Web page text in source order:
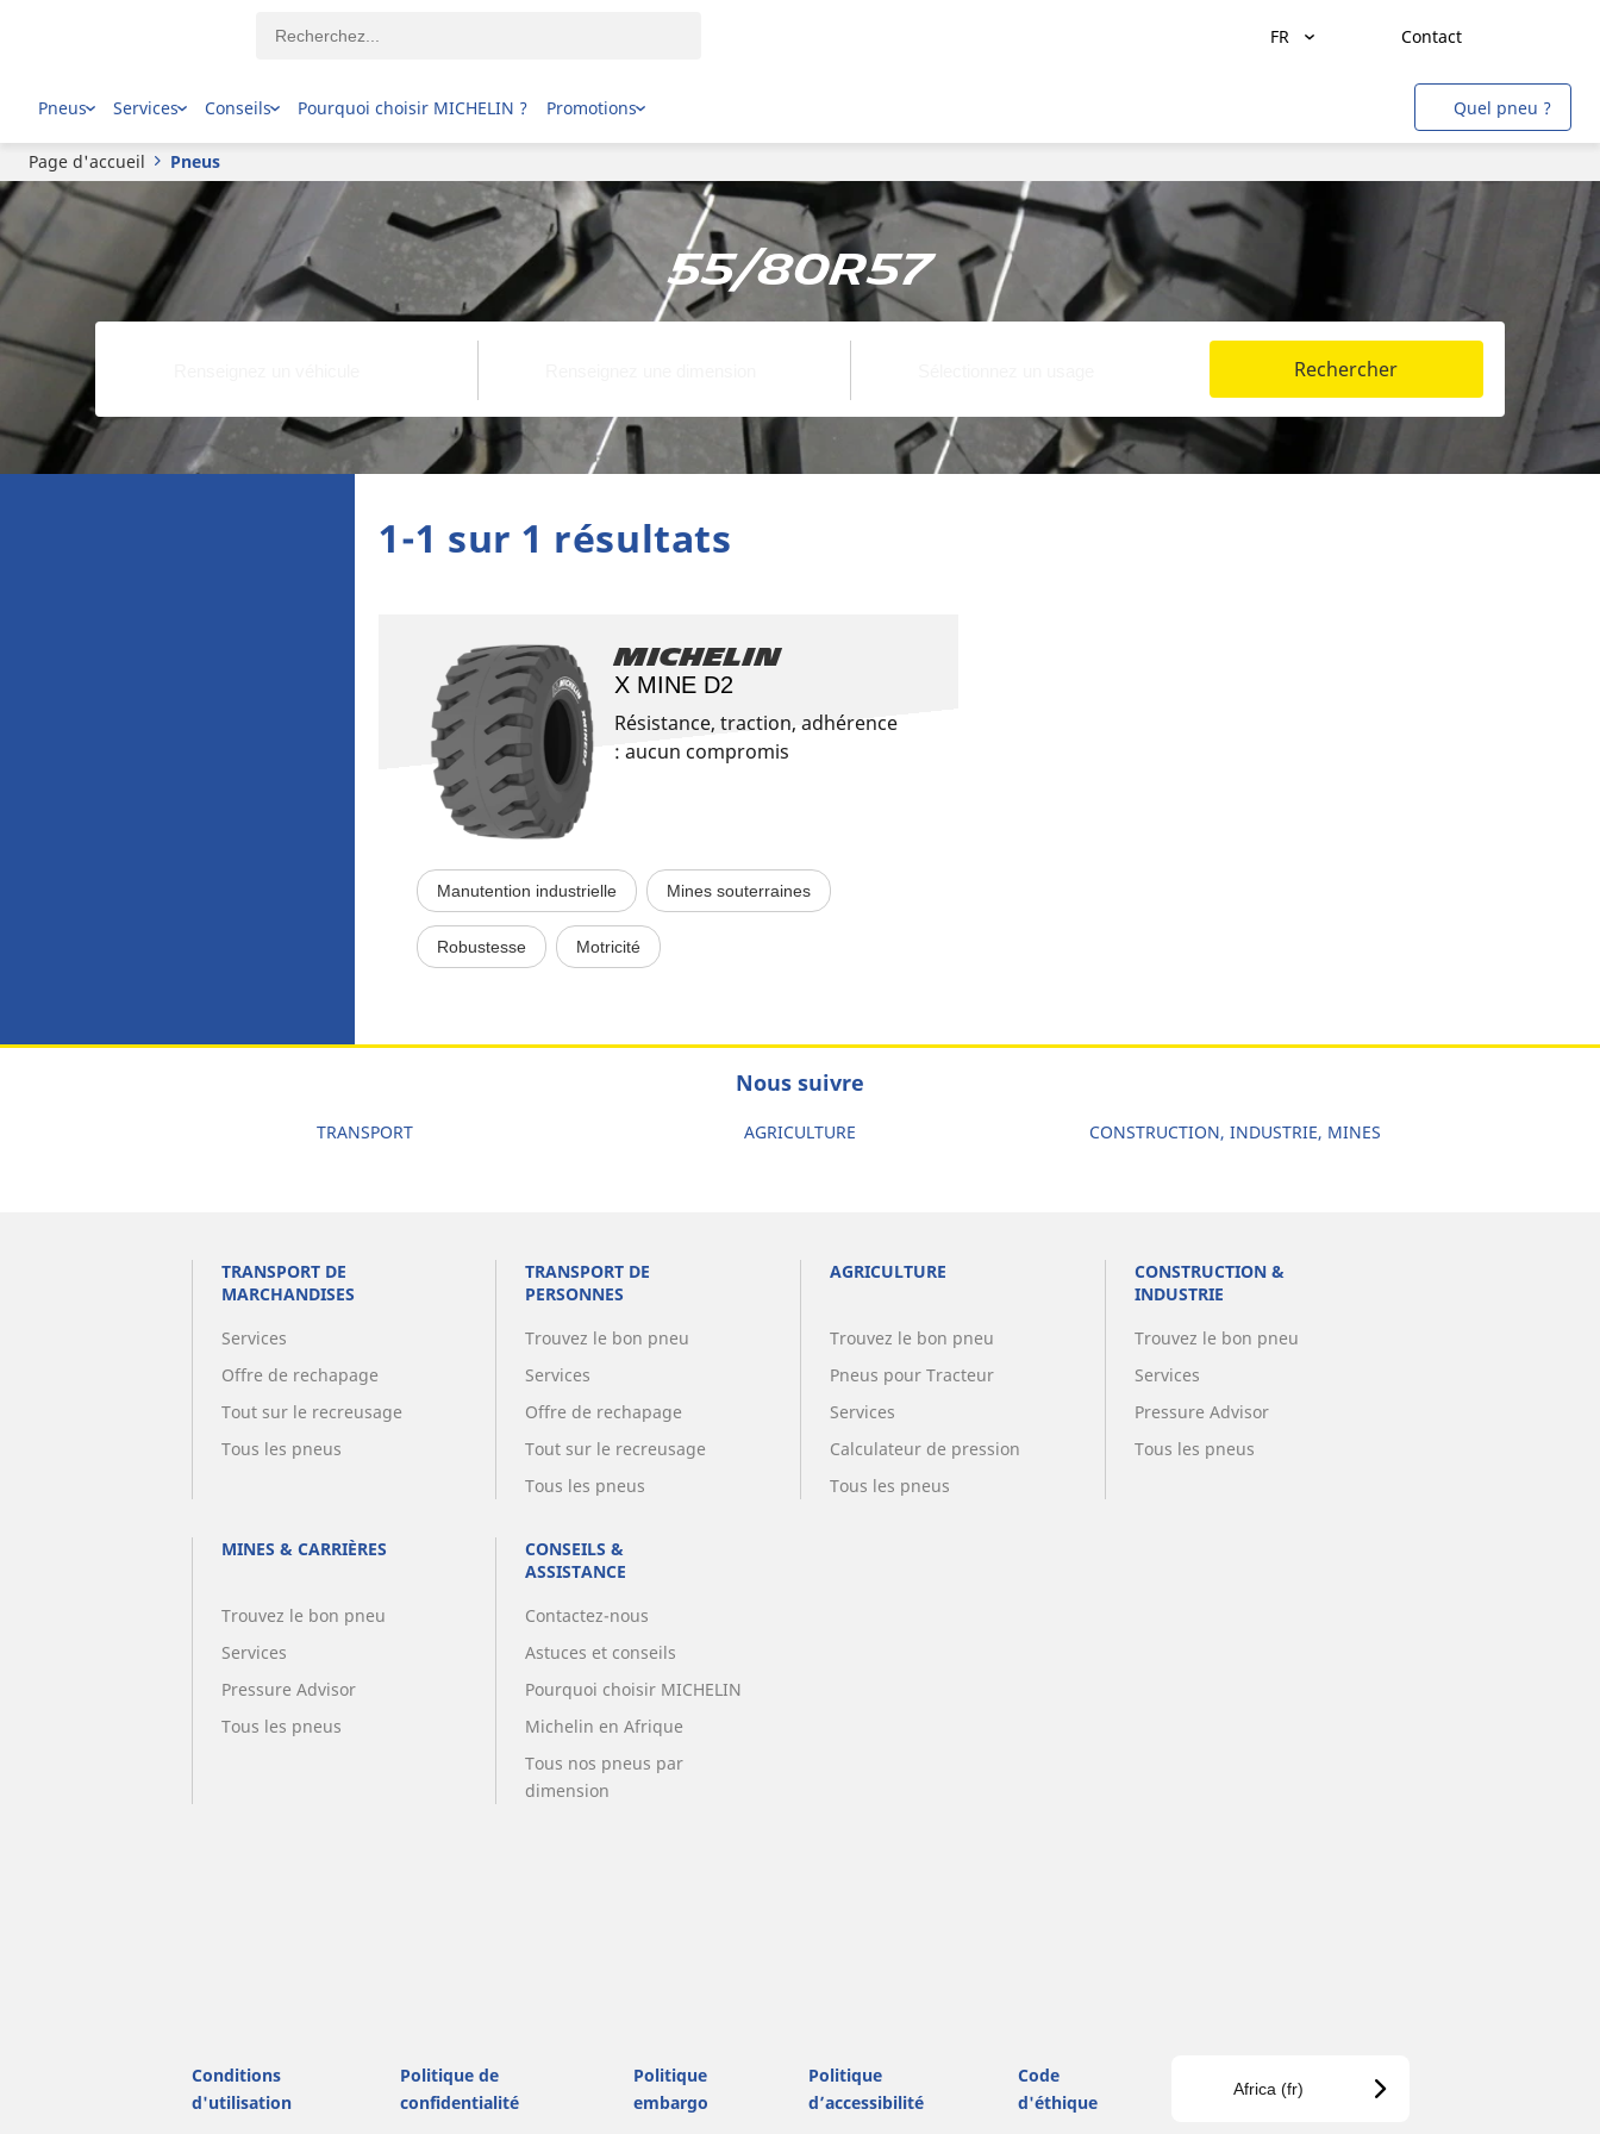
FR Contact
Transport de marchandises
Transport de personnes
Agriculture
Construction & Industrie
Mines & Carrières
Métro
Auto & SUV
Moto & scooter
Pneus Services Conseils Pourquoi choisir MICHELIN ? Promotions Quel pneu ?
Page d'accueil Pneus
55/80R57
Rechercher
1-1 sur 1 résultats
Michelin
X MINE D2
Résistance, traction, adhérence
: aucun compromis
Manutention industrielle Mines souterraines
Robustesse Motricité
Nous suivre
TRANSPORT AGRICULTURE CONSTRUCTION, INDUSTRIE, MINES
TRANSPORT DE
MARCHANDISES
Services
Offre de rechapage
Tout sur le recreusage
Tous les pneus
TRANSPORT DE
PERSONNES
Trouvez le bon pneu
Services
Offre de rechapage
Tout sur le recreusage
Tous les pneus
AGRICULTURE
Trouvez le bon pneu
Pneus pour Tracteur
Services
Calculateur de pression
Tous les pneus
CONSTRUCTION &
INDUSTRIE
Trouvez le bon pneu
Services
Pressure Advisor
Tous les pneus
MINES & CARRIÈRES
Trouvez le bon pneu
Services
Pressure Advisor
Tous les pneus
CONSEILS &
ASSISTANCE
Contactez-nous
Astuces et conseils
Pourquoi choisir MICHELIN
Michelin en Afrique
Tous nos pneus par
dimension
Conditions
d'utilisation
Politique de
confidentialité
Politique
embargo
Politique
d’accessibilité
Code
d'éthique
Africa (fr)